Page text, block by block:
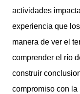
actividades
experiencia que
manera de ver el
comprender el río
construir
compromiso con